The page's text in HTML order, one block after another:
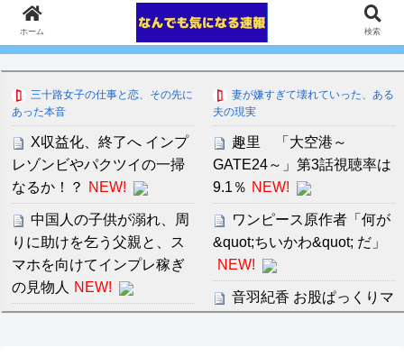
三十路女子の仕事と恋、その先に
あった本音
X収益化、終了へ インプ
レゾンビやパクツイの一掃
なるか！？
NEW!
中国人の子供が溺れ、周
りに助けを乞う父親と、ス
マホを向けてインプレ稼ぎ
の見物人
NEW!
妻が嫌すぎて壊れていった、ある
夫の現実
趣里 「大空港～
GATE24～」第3話視聴率は
9.1％ NEW!
ワンピース原作者「何が
&quot;ちいかわ&quot; だ」
NEW!
音羽紀香 お股ぱっくりマ
ホーム 検索